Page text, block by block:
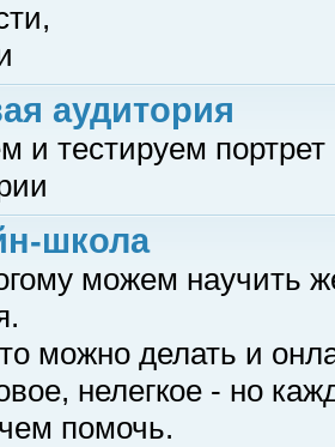
аудитория
и тестируем
школа
можем научить
можно делать и
нелегкое - но
помочь.